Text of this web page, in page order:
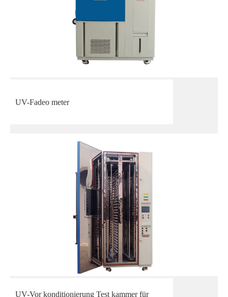
UV-Fadeo meter
UV-Vor konditionierung Test kammer für